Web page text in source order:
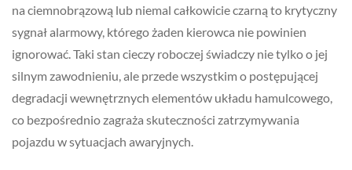
na ciemnobrązową lub niemal całkowicie czarną to krytyczny
sygnał alarmowy, którego żaden kierowca nie powinien
ignorować. Taki stan cieczy roboczej świadczy nie tylko o jej
silnym zawodnieniu, ale przede wszystkim o postępującej
degradacji wewnętrznych elementów układu hamulcowego,
co bezpośrednio zagraża skuteczności zatrzymywania
pojazdu w sytuacjach awaryjnych.